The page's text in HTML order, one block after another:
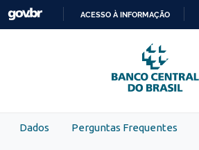
Skip to main content
PARA
O
CONTEÚDO
ACESSO À INFORMAÇÃO
Dados Perguntas Frequentes